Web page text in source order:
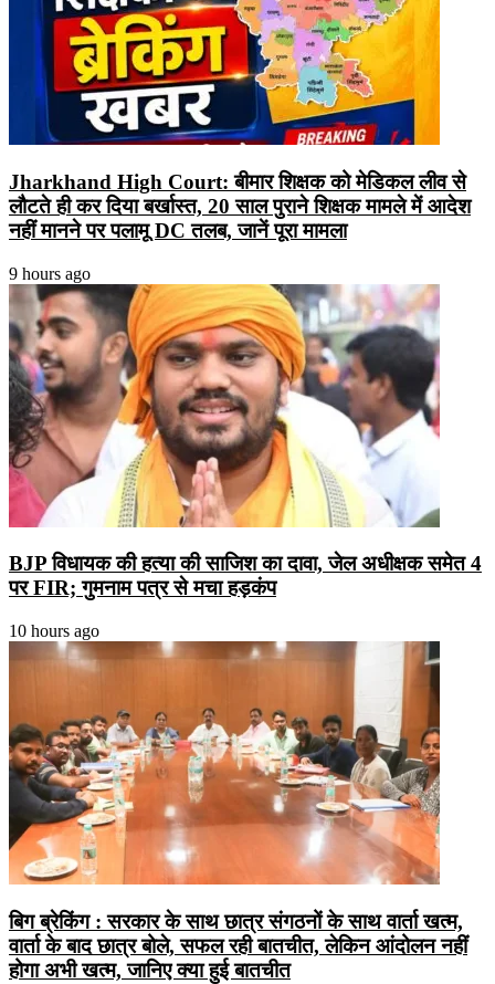
Jharkhand High Court: बीमार शिक्षक को मेडिकल लीव से
लौटते ही कर दिया बर्खास्त, 20 साल पुराने शिक्षक मामले में आदेश
नहीं मानने पर पलामू DC तलब, जानें पूरा मामला
9 hours ago
BJP विधायक की हत्या की साजिश का दावा, जेल अधीक्षक समेत 4
पर FIR; गुमनाम पत्र से मचा हड़कंप
10 hours ago
बिग ब्रेकिंग : सरकार के साथ छात्र संगठनों के साथ वार्ता खत्म,
वार्ता के बाद छात्र बोले, सफल रही बातचीत, लेकिन आंदोलन नहीं
होगा अभी खत्म, जानिए क्या हुई बातचीत